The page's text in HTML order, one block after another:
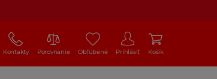
Kontakty Porovnanie Obľúbené Prihlásiť Košík